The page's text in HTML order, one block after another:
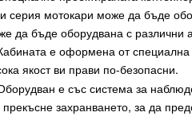
серия мотокари може да бъде
да бъде оборудвана с различни
е оформена от специална
якост ви прави по-безопасни.
е със система за
захранването, за да